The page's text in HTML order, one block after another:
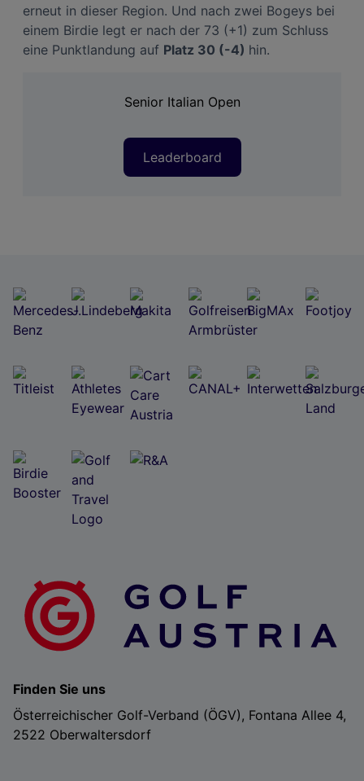
erneut in dieser Region. Und nach zwei Bogeys bei
einem Birdie legt er nach der 73 (+1) zum Schluss
eine Punktlandung auf Platz 30 (-4) hin.
Senior Italian Open
Leaderboard
Finden Sie uns
Österreichischer Golf-Verband (ÖGV), Fontana Allee 4,
2522 Oberwaltersdorf